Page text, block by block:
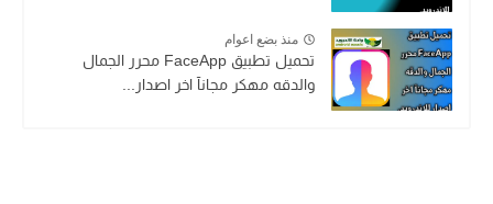
منذ بضع اعوام
تحميل تطبيق FaceApp محرر الجمال
والدقه مهكر مجانآ اخر اصدار...